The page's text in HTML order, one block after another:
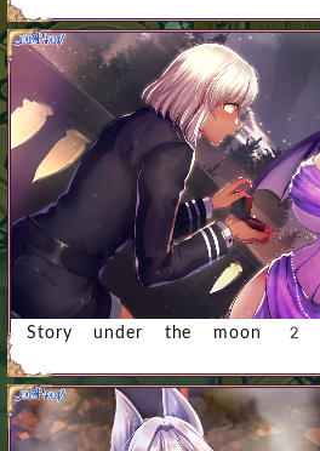
Story under the moon 2